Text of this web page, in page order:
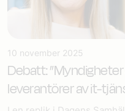
10 november 2025
Debatt:
leverantörer av it-